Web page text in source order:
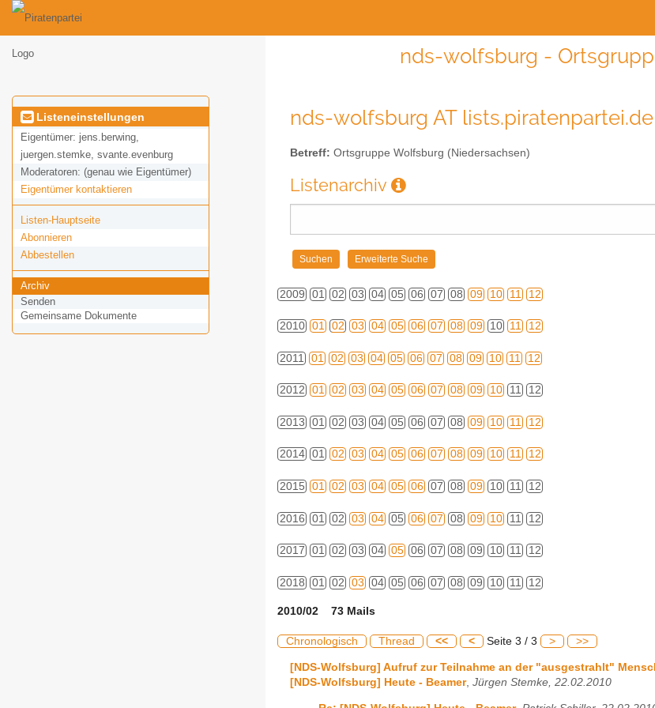
nds-wolfsburg -
Listeneinstellungen
Eigentümer: jens.berwing,
juergen.stemke, svante.evenburg
Moderatoren: (genau wie Eigentümer)
Eigentümer kontaktieren
Listen-Hauptseite
Abonnieren
Abbestellen
Archiv
Senden
Gemeinsame Dokumente
nds-wolfsburg AT lists.piratenpartei.de
Betreff: Ortsgruppe Wolfsburg (Niedersachsen)
Listenarchiv
2009 01 02 03 04 05 06 07 08 09 10 11 12
2010 01 02 03 04 05 06 07 08 09 10 11 12
2011 01 02 03 04 05 06 07 08 09 10 11 12
2012 01 02 03 04 05 06 07 08 09 10 11 12
2013 01 02 03 04 05 06 07 08 09 10 11 12
2014 01 02 03 04 05 06 07 08 09 10 11 12
2015 01 02 03 04 05 06 07 08 09 10 11 12
2016 01 02 03 04 05 06 07 08 09 10 11 12
2017 01 02 03 04 05 06 07 08 09 10 11 12
2018 01 02 03 04 05 06 07 08 09 10 11 12
2010/02 73 Mails
Chronologisch Thread << < Seite 3 / 3 > >>
[NDS-Wolfsburg] Aufruf zur Teilnahme an der "ausgestrahlt"
[NDS-Wolfsburg] Heute - Beamer, Jürgen Stemke, 22.02.2010